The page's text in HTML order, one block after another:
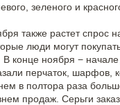
зеленого и
также растет спрос
люди могут
В конце ноября −
перчаток, шарфов,
в полтора раза
продаж. Серьги